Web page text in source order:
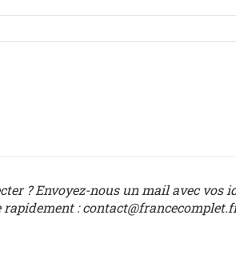
? Envoyez-nous un mail avec
: